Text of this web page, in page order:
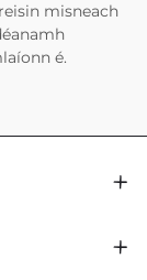
misneach
é.